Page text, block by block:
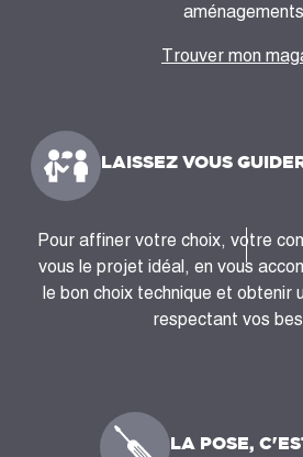
Trouver mon
LAISSEZ VOUS
Pour affiner votre choix, votre
vous le projet idéal, en vous
le bon choix technique et obtenir
respectant vos
LA POSE,